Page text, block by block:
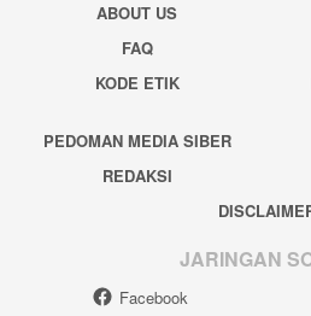
ABOUT US
FAQ
KODE ETIK
PEDOMAN MEDIA SIBER
REDAKSI
JARINGAN
Facebook